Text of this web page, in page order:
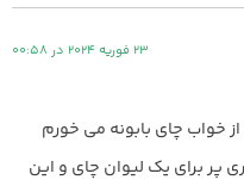
23 فوریه 2024 در 00:58
پر براى يك ليوان چاى و اين